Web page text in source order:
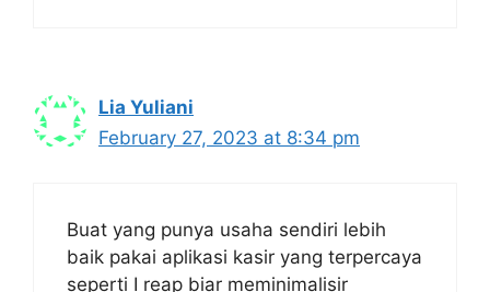
Lia Yuliani
February 27, 2023 at 8:34 pm
Buat yang punya usaha sendiri lebih
baik pakai aplikasi kasir yang terpercaya
seperti I reap biar meminimalisir